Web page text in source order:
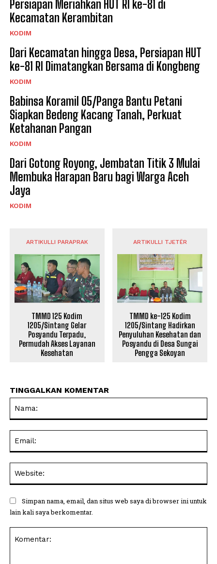
Persiapan Meriahkan HUT RI ke-81 di
Kecamatan Kerambitan
KODIM
Dari Kecamatan hingga Desa, Persiapan HUT
ke-81 RI Dimatangkan Bersama di Kongbeng
KODIM
Babinsa Koramil 05/Panga Bantu Petani
Siapkan Bedeng Kacang Tanah, Perkuat
Ketahanan Pangan
KODIM
Dari Gotong Royong, Jembatan Titik 3 Mulai
Membuka Harapan Baru bagi Warga Aceh
Jaya
KODIM
ARTIKULLI PARAPRAK
TMMD 125 Kodim
1205/Sintang Gelar
Posyandu Terpadu,
Permudah Akses Layanan
Kesehatan
ARTIKULLI TJETËR
TMMD ke-125 Kodim
1205/Sintang Hadirkan
Penyuluhan Kesehatan dan
Posyandu di Desa Sungai
Pengga Sekoyan
TINGGALKAN KOMENTAR
Simpan nama, email, dan situs web saya di browser ini untuk
lain kali saya berkomentar.